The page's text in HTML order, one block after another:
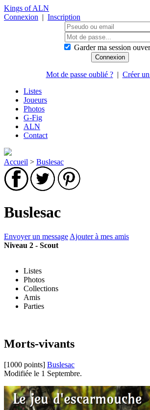
Kings of ALN
Connexion | Inscription
Garder ma session
Mot de passe oublié ?| Créer
Listes
Joueurs
Photos
G-Fig
ALN
Contact
Accueil > Buslesac
Buslesac
Envoyer un message Ajouter à mes amis
Niveau 2 - Scout
Listes
Photos
Collections
Amis
Parties
Morts-vivants
[1000 points] Buslesac
Modifiée le 1 Septembre.